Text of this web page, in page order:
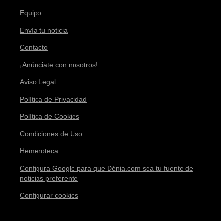
Equipo
Envía tu noticia
Contacto
¡Anúnciate con nosotros!
Aviso Legal
Política de Privacidad
Política de Cookies
Condiciones de Uso
Hemeroteca
Configura Google para que Dénia.com sea tu fuente de
noticias preferente
Configurar cookies